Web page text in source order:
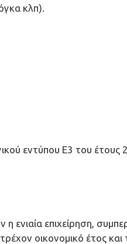
κλπ).
εντύπου Ε3 του έτους
επιχείρηση,
οικονομικό έτος